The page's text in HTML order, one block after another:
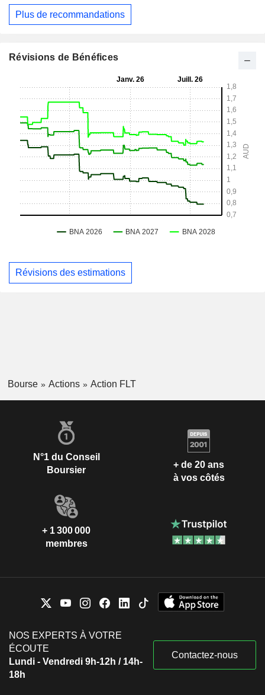
Plus de recommandations
Révisions de Bénéfices
Révisions des estimations
Bourse Actions Action FLT
N°1 du Conseil
Boursier
+ de 20 ans
à vos côtés
+ 1 300 000
membres
NOS EXPERTS À VOTRE
ÉCOUTE
Lundi - Vendredi 9h-12h / 14h-
18h
Contactez-nous